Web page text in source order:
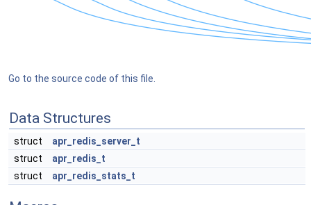
Go to the source code of this file.
Data Structures
struct
apr_redis_server_t
struct
apr_redis_t
struct
apr_redis_stats_t